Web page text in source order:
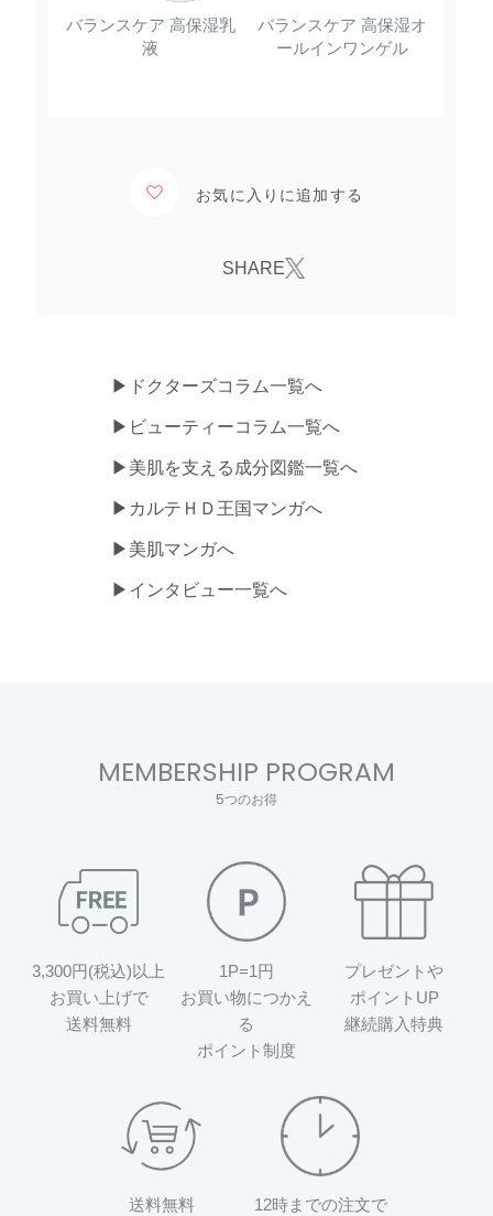
バランスケア 高保湿乳
液
バランスケア 高保湿オ
ールインワンゲル
お気に入りに追加する
▶ドクターズコラム一覧へ
▶ビューティーコラム一覧へ
▶美肌を支える成分図鑑一覧へ
▶カルテＨＤ王国マンガへ
▶美肌マンガへ
▶インタビュー一覧へ
MEMBERSHIP PROGRAM
5つのお得
3,300円(税込)以上
お買い上げで
送料無料
1P=1円
お買い物につかえ
る
ポイント制度
プレゼントや
ポイントUP
継続購入特典
送料無料
12時までの注文で